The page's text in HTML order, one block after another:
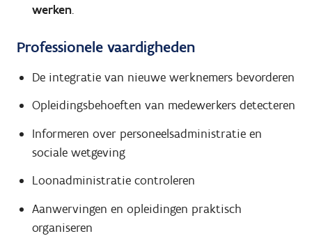
werken.
Professionele vaardigheden
De integratie van nieuwe werknemers bevorderen
Opleidingsbehoeften van medewerkers detecteren
Informeren over personeelsadministratie en
sociale wetgeving
Loonadministratie controleren
Aanwervingen en opleidingen praktisch
organiseren